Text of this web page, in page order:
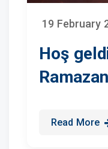
19 February
Hoş
Ramazan
Read More